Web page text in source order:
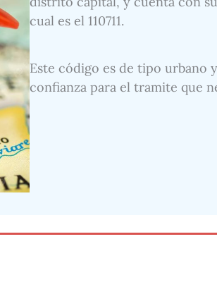
cual es el 110711.
Este código es de tipo urbano
confianza para el tramite que